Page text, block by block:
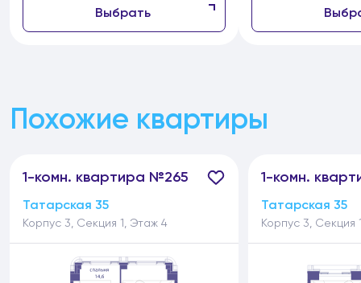
Выбрать
Похожие квартиры
1-комн. квартира №265
Татарская 35
Корпус 3, Секция 1, Этаж 4
1-комн.
Татарская 35
Корпус 3, Секция